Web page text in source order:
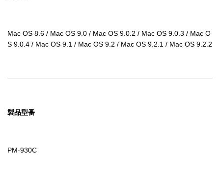
Mac OS 8.6 / Mac OS 9.0 / Mac OS 9.0.2 / Mac OS 9.0.3 / Mac O
S 9.0.4 / Mac OS 9.1 / Mac OS 9.2 / Mac OS 9.2.1 / Mac OS 9.2.2
製品型番
PM-930C